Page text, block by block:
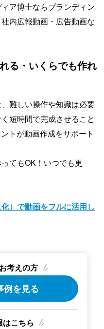
ア博士ならブランディン
内広報動画・広告動画な
る・いくらでも作れ
難しい操作や知識は必要
短時間で完成させること
トが動画作成をサポート
てもOK！いつでも更
）で動画をフルに活用し
考えの方
例を見る
はこちら